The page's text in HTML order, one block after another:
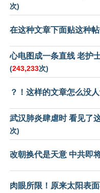
次)
在这种文章下面贴这种
心电图成一条直线 老护
(243,233次)
？！这样的文章怎么没
武汉肺炎肆虐时 看见了
次)
改朝换代是天意 中共即
肉眼所限！原来太阳表